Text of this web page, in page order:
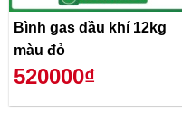
Bình gas dầu khí 12kg
màu đỏ
520000₫